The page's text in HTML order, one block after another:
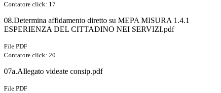
Contatore click: 17
08.Determina affidamento diretto su MEPA MISURA 1.4.1
ESPERIENZA DEL CITTADINO NEI SERVIZI.pdf
File PDF
Contatore click: 20
07a.Allegato videate consip.pdf
File PDF